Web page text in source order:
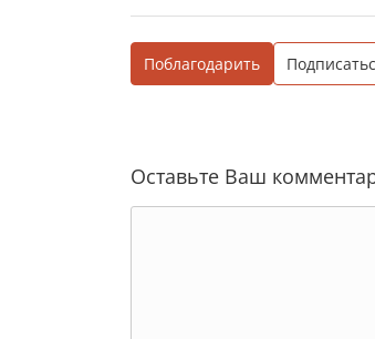
Поблагодарить
Оставьте Ваш